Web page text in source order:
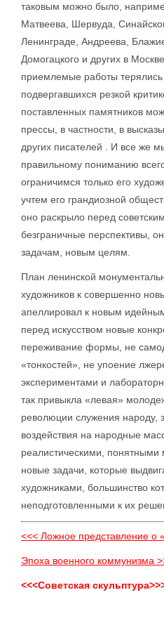
таковым можно было,
Матвеева, Шервуда,
Ленинграде, Андреева,
Домогацкого и других в
приемлемые работы
подвергавшихся резкой
поставленных памятников
прессы, в частности, в
других писателей . И все же
правильному пониманию
ограничимся только его
учтем его грандиозной
оно раскрыло перед
безграничные перспективы,
задачам, новым целям.
План ленинской
художников к совершенно
апеллировал к новым
перед искусством новые
переживание формы, не
«тонкостей», не упоение
экспериментами и
так привыкла «левая»
революции служения народу,
воздействия на народные
реалистическими,
новые задачи, которые
художниками, большинство
неподготовленными к их
<<< Ложное представление о
Эпоха военного коммунизма
<<<Советская